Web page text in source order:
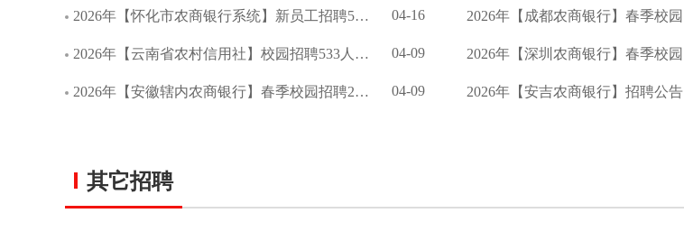
2026年【怀化市农商银行系统】新员工招聘55人公告 04-16
2026年【云南省农村信用社】校园招聘533人公告 04-09
2026年【安徽辖内农商银行】春季校园招聘209人公告 04-09 2026年【安吉农商银行】招聘公告
其它招聘